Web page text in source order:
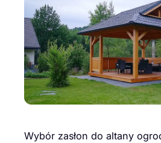
Wybór zasłon do altany